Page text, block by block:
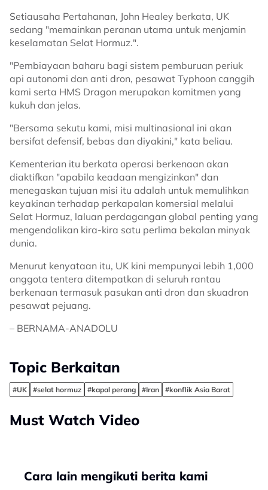
Setiausaha Pertahanan, John Healey berkata, UK
sedang "memainkan peranan utama untuk menjamin
keselamatan Selat Hormuz.".
"Pembiayaan baharu bagi sistem pemburuan periuk
api autonomi dan anti dron, pesawat Typhoon canggih
kami serta HMS Dragon merupakan komitmen yang
kukuh dan jelas.
"Bersama sekutu kami, misi multinasional ini akan
bersifat defensif, bebas dan diyakini," kata beliau.
Kementerian itu berkata operasi berkenaan akan
diaktifkan "apabila keadaan mengizinkan" dan
menegaskan tujuan misi itu adalah untuk memulihkan
keyakinan terhadap perkapalan komersial melalui
Selat Hormuz, laluan perdagangan global penting yang
mengendalikan kira-kira satu perlima bekalan minyak
dunia.
Menurut kenyataan itu, UK kini mempunyai lebih 1,000
anggota tentera ditempatkan di seluruh rantau
berkenaan termasuk pasukan anti dron dan skuadron
pesawat pejuang.
– BERNAMA-ANADOLU
Topic Berkaitan
#UK #selat hormuz #kapal perang #Iran #konflik Asia Barat
Must Watch Video
Cara lain mengikuti berita kami